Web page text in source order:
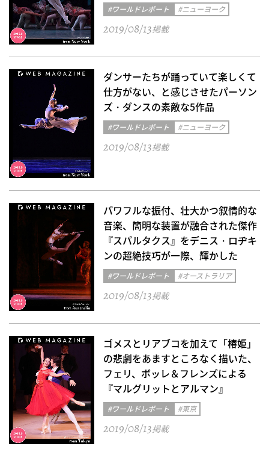
#ワールドレポート #ニューヨーク
2019/08/13掲載
ダンサーたちが踊っていて楽しくて
仕方がない、と感じさせたパーソン
ズ・ダンスの素敵な5作品
#ワールドレポート #ニューヨーク
2019/08/13掲載
パワフルな振付、壮大かつ叙情的な
音楽、簡明な装置が融合された傑作
『スパルタクス』をデニス・ロヂキ
ンの超絶技巧が一際、輝かした
#ワールドレポート #オーストラリア
2019/08/13掲載
ゴメスとリアブコを加えて「椿姫」
の悲劇をあますところなく描いた、
フェリ、ボッレ＆フレンズによる
『マルグリットとアルマン』
#ワールドレポート #東京
2019/08/13掲載